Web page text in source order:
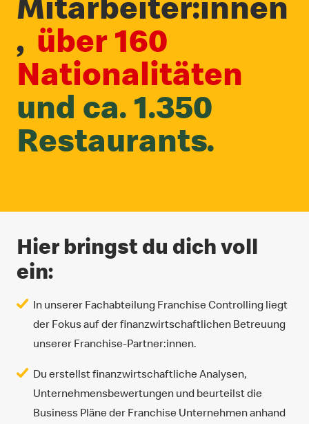
, über 160
Nationalitäten
und ca. 1.350
Restaurants.
Hier bringst du dich voll
ein:
In unserer Fachabteilung Franchise Controlling liegt
der Fokus auf der finanzwirtschaftlichen Betreuung
unserer Franchise-Partner:innen.
Du erstellst finanzwirtschaftliche Analysen,
Unternehmensbewertungen und beurteilst die
Business Pläne der Franchise Unternehmen anhand